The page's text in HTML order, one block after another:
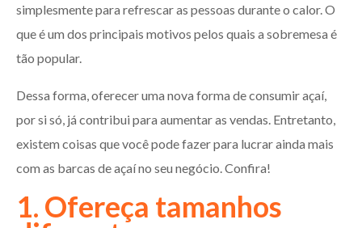
simplesmente para refrescar as pessoas durante o calor. O
que é um dos principais motivos pelos quais a sobremesa é
tão popular.
Dessa forma, oferecer uma nova forma de consumir açaí,
por si só, já contribui para aumentar as vendas. Entretanto,
existem coisas que você pode fazer para lucrar ainda mais
com as barcas de açaí no seu negócio. Confira!
1. Ofereça tamanhos